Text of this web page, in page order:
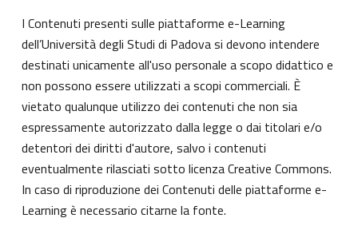
I Contenuti presenti sulle piattaforme e-Learning
dell’Università degli Studi di Padova si devono intendere
destinati unicamente all'uso personale a scopo didattico e
non possono essere utilizzati a scopi commerciali. È
vietato qualunque utilizzo dei contenuti che non sia
espressamente autorizzato dalla legge o dai titolari e/o
detentori dei diritti d'autore, salvo i contenuti
eventualmente rilasciati sotto licenza Creative Commons.
In caso di riproduzione dei Contenuti delle piattaforme e-
Learning è necessario citarne la fonte.